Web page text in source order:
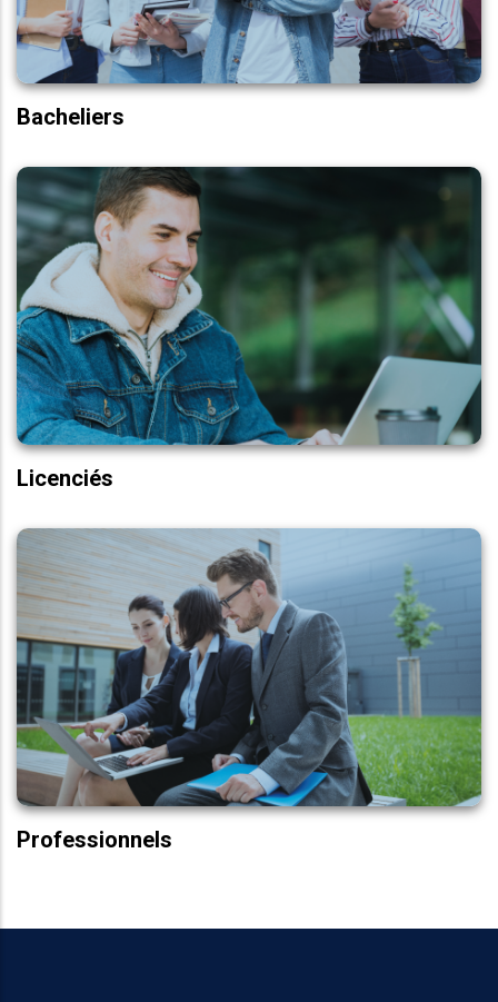
BAC+5
Bacheliers
BAC+5
Transformation Digitale
Marketing & Com. Digitale
Comptabilité, Contrôle, Audit
E-Logistique
Master Pro.
Licenciés
Bac+5 Pro.
Marketing & Développement Commercial
Marketing Digital
Finance d’entreprise
Ressources humaines
Transformation Digitale
Certificats Pro
Professionnels